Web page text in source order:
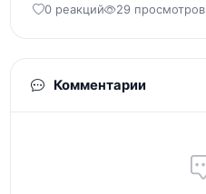
0 реакций 29 просмотров
Комментарии